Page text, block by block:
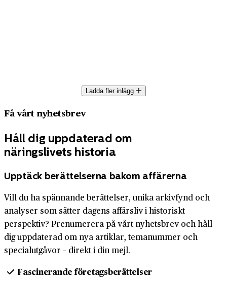
Ladda fler inlägg
Få vårt nyhetsbrev
Håll dig uppdaterad om
näringslivets historia
Upptäck berättelserna bakom affärerna
Vill du ha spännande berättelser, unika arkivfynd och
analyser som sätter dagens affärsliv i historiskt
perspektiv? Prenumerera på vårt nyhetsbrev och håll
dig uppdaterad om nya artiklar, temanummer och
specialutgåvor – direkt i din mejl.
Fascinerande företagsberättelser